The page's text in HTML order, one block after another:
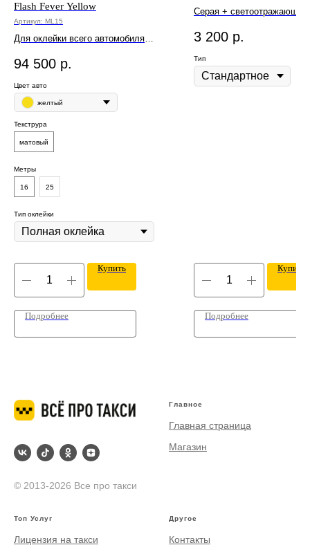
Flash Fever Yellow
Артикул: ML15
Для оклейки всего автомобиля
94 500 р.
Цвет авто
желтый
Текструра
матовый
Метры
16 25
Тип оклейки
Купить
Подробнее
Серая + светоотражающая
3 200 р.
Тип
Купить
Подробнее
© 2013-2026 Все про такси
Главное
Главная страница
Магазин
Топ Услуг
Лицензия на такси
Другое
Контакты